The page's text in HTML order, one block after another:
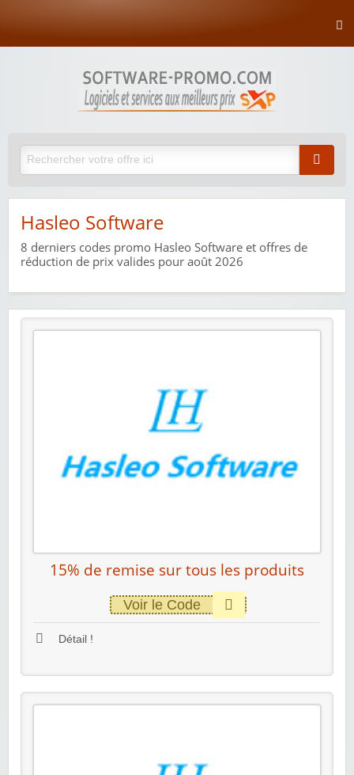
Hasleo Software
8 derniers codes promo Hasleo Software et offres de
réduction de prix valides pour août 2026
15% de remise sur tous les produits
Voir le Code
Détail !